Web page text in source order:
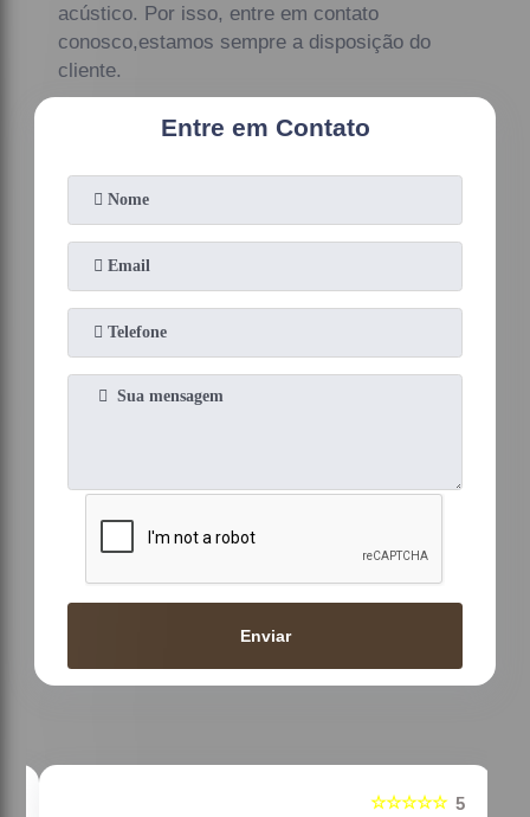
acústico. Por isso, entre em contato
conosco,estamos sempre a disposição do
cliente.
Entre em Contato
Enviar
5
☆☆☆☆☆